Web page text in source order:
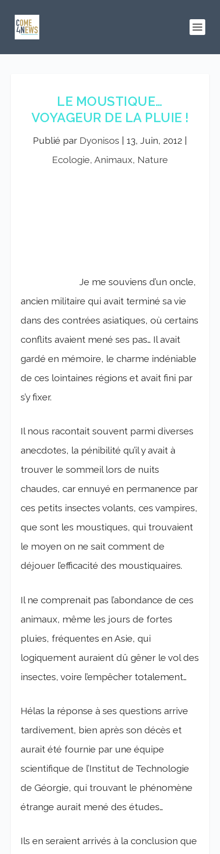
LE MOUSTIQUE…
VOYAGEUR DE LA PLUIE !
Publié par Dyonisos 13, Juin, 2012
Ecologie, Animaux, Nature
Je me souviens d’un oncle,
ancien militaire qui avait terminé sa vie
dans des contrées asiatiques, où certains
conflits avaient mené ses pas… Il avait
gardé en mémoire, le charme indéniable
de ces lointaines régions et avait fini par
s’y fixer.
Il nous racontait souvent parmi diverses
anecdotes, la pénibilité qu’il y avait à
trouver le sommeil lors de nuits
chaudes, car ennuyé en permanence par
ces petits insectes volants, ces vampires,
que sont les moustiques, qui trouvaient
le moyen on ne sait comment de
déjouer l’efficacité des moustiquaires.
Il ne comprenait pas l’abondance de ces
animaux, même les jours de fortes
pluies, fréquentes en Asie, qui
logiquement auraient dû gêner le vol des
insectes, voire l’empêcher totalement…
Hélas la réponse à ses questions arrive
tardivement, bien après son décès et
aurait été fournie par une équipe
scientifique de l’Institut de Technologie
de Géorgie, qui trouvant le phénomène
étrange aurait mené des études…
Ils en seraient arrivés à la conclusion que